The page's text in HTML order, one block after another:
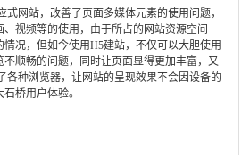
式网站，改善了页面多媒体元素的使用问题，
视频等的使用，由于所占的网站资源空间
况，但如今使用H5建站，不仅可以大胆使用
顺畅的问题，同时让页面显得更加丰富，又
各种浏览器，让网站的呈现效果不会因设备的
桥用户体验。